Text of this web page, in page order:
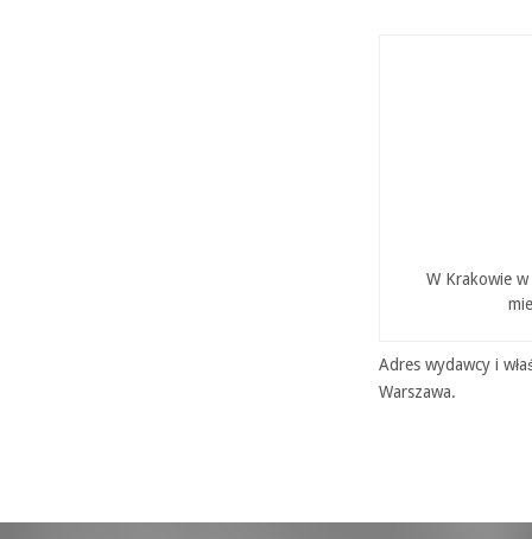
W Krakowie
Adres wydawcy i
Warszawa.